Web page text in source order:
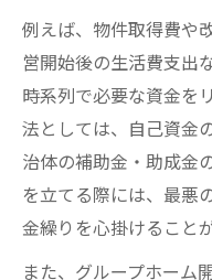
例えば、物件取得費や
営開始後の生活費支出
時系列で必要な資金を
法としては、自己資金
治体の補助金・助成金
を立てる際には、最悪
金繰りを心掛けること
また、グループホーム